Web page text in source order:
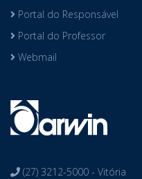
Portal do Responsável
Portal do Professor
Webmail
(27) 3212-5000 - Vitória